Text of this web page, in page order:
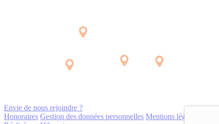
Envie de nous rejoindre ?
Honoraires Gestion des données personnelles Mentions légales